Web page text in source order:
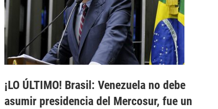
¡LO ÚLTIMO! Brasil: Venezuela no debe
asumir presidencia del Mercosur, fue un